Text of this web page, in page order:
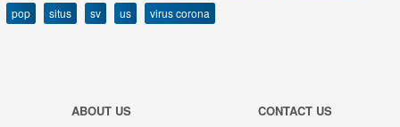
pop
situs sv us virus corona
ABOUT US
CONTACT US